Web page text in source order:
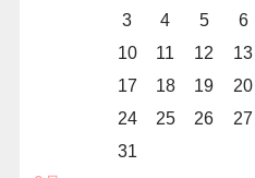
3
4 5 6
10
11 12 13
17
18 19 20
24
25 26 27
31